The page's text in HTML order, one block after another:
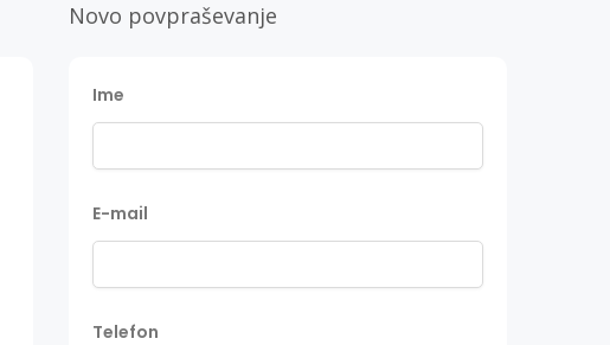
Novo povpraševanje
Ime
E-mail
Telefon